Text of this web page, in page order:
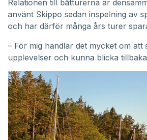
Relationen till båtturerna är
använt Skippo sedan inspelning av
och har därför många års turer
– För mig handlar det mycket om att
upplevelser och kunna blicka